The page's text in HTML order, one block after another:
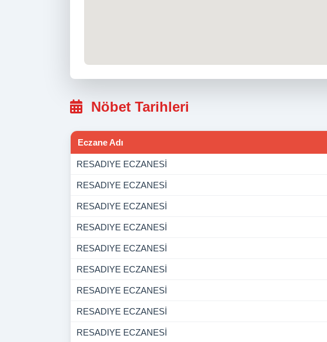
Nöbet Tarihleri
Eczane Adı
RESADIYE ECZANESİ
RESADIYE ECZANESİ
RESADIYE ECZANESİ
RESADIYE ECZANESİ
RESADIYE ECZANESİ
RESADIYE ECZANESİ
RESADIYE ECZANESİ
RESADIYE ECZANESİ
RESADIYE ECZANESİ